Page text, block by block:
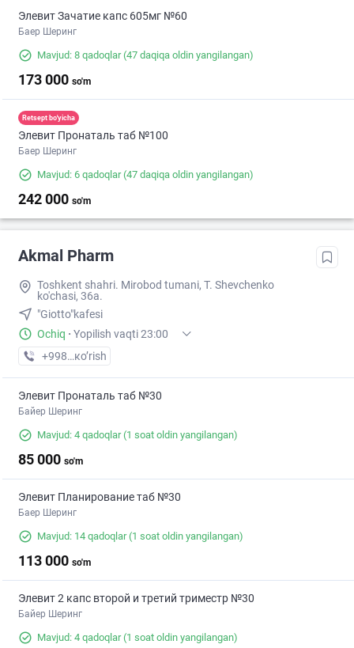
Элевит Зачатие капс 605мг №60
Баер Шеринг
Mavjud: 8 qadoqlar(47 daqiqa oldin yangilangan)
173 000 so'm
Retsept bo'yicha
Элевит Пронаталь таб №100
Баер Шеринг
Mavjud: 6 qadoqlar(47 daqiqa oldin yangilangan)
242 000 so'm
Akmal Pharm
Toshkent shahri. Mirobod tumani, T. Shevchenko
ko'chasi, 36a.
"Giotto"kafesi
Ochiq · Yopilish vaqti 23:00
+998 (99) XXX-XX-XX
кo’rish
Элевит Пронаталь таб №30
Байер Шеринг
Mavjud: 4 qadoqlar(1 soat oldin yangilangan)
85 000 so'm
Элевит Планирование таб №30
Баер Шеринг
Mavjud: 14 qadoqlar(1 soat oldin yangilangan)
113 000 so'm
Элевит 2 капс второй и третий триместр №30
Байер Шеринг
Mavjud: 4 qadoqlar(1 soat oldin yangilangan)